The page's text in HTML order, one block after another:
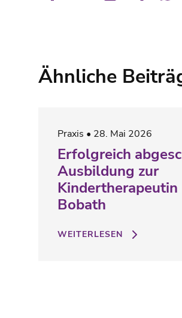
Ähnliche
Praxis 28. Mai 2026
Erfolgreich
Ausbildung zur
Kindertherapeutin
Bobath
WEITERLESEN